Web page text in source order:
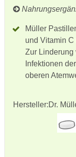
Müller
und Vitamin C
Zur Linderung
Infektionen
oberen
Hersteller:Dr.